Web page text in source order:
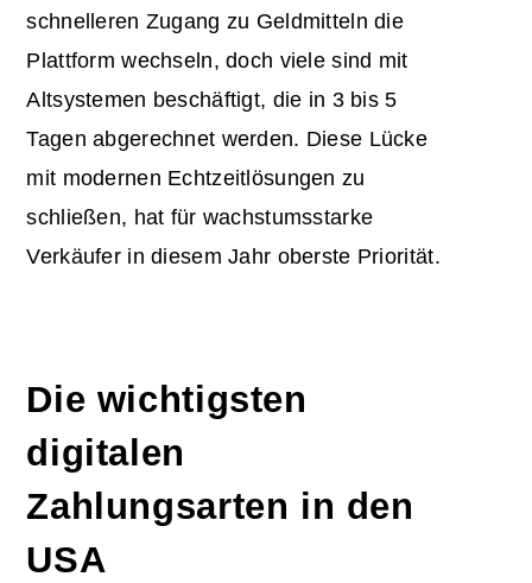
schnelleren Zugang zu Geldmitteln die
Plattform wechseln, doch viele sind mit
Altsystemen beschäftigt, die in 3 bis 5
Tagen abgerechnet werden. Diese Lücke
mit modernen Echtzeitlösungen zu
schließen, hat für wachstumsstarke
Verkäufer in diesem Jahr oberste Priorität.
Die wichtigsten
digitalen
Zahlungsarten in den
USA